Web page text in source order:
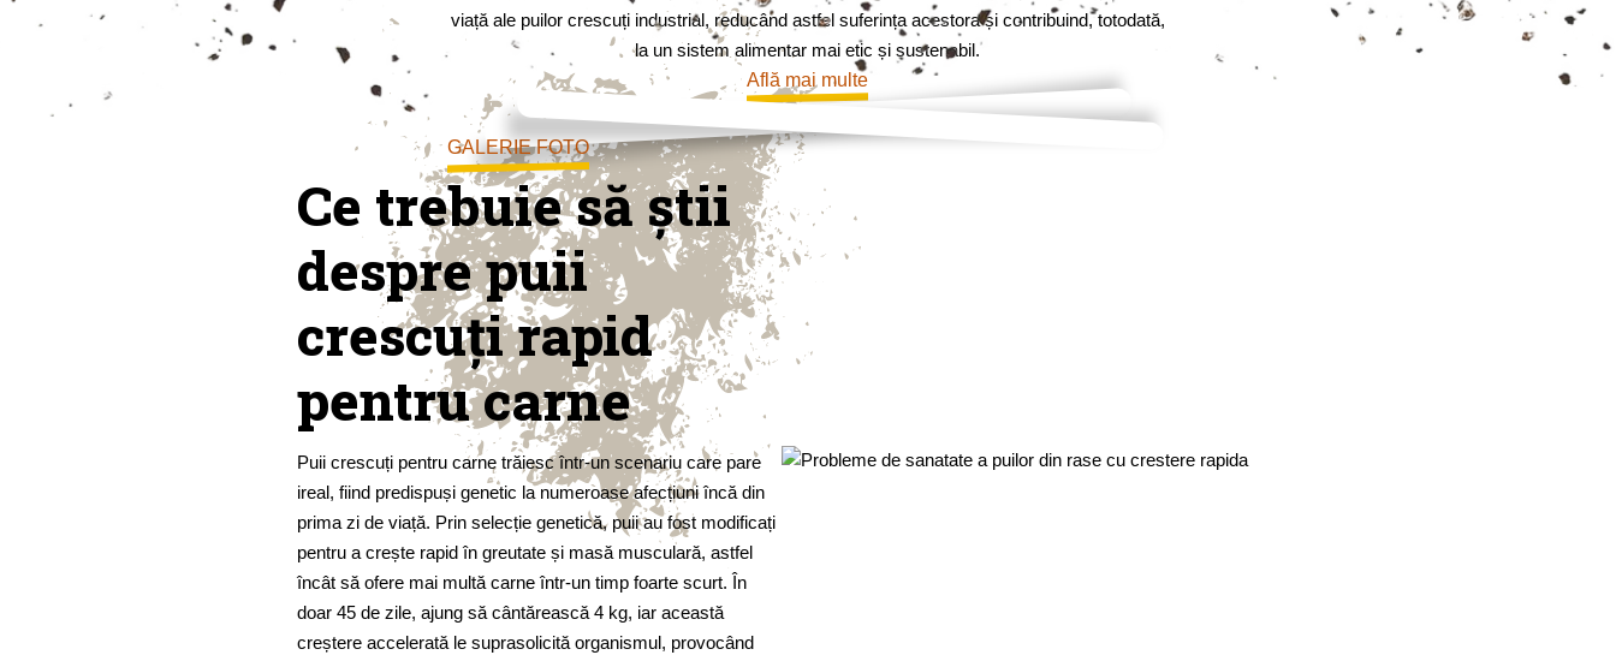
viață ale puilor crescuți industrial, reducând astfel suferința acestora și contribuind, totodată,
la un sistem alimentar mai etic și sustenabil.
Află mai multe
GALERIE FOTO
Ce trebuie să știi
despre puii
crescuți rapid
pentru carne
Puii crescuți pentru carne trăiesc într-un scenariu care pare
ireal, fiind predispuși genetic la numeroase afecțiuni încă din
prima zi de viață. Prin selecție genetică, puii au fost modificați
pentru a crește rapid în greutate și masă musculară, astfel
încât să ofere mai multă carne într-un timp foarte scurt. În
doar 45 de zile, ajung să cântărească 4 kg, iar această
creștere accelerată le suprasolicită organismul, provocând